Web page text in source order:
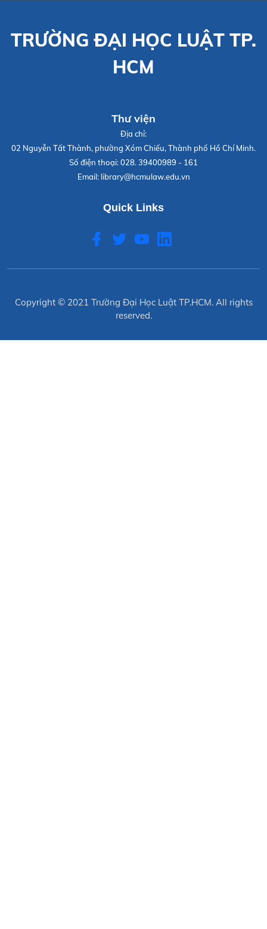
TRƯỜNG ĐẠI HỌC LUẬT TP.
HCM
Thư viện
Địa chỉ:
02 Nguyễn Tất Thành, phường Xóm Chiếu, Thành phố Hồ Chí Minh.
Số điện thoại:028. 39400989 - 161
Email: library@hcmulaw.edu.vn
Quick Links
Copyright © 2021 Trường Đại Học Luật TP.HCM. All rights
reserved.